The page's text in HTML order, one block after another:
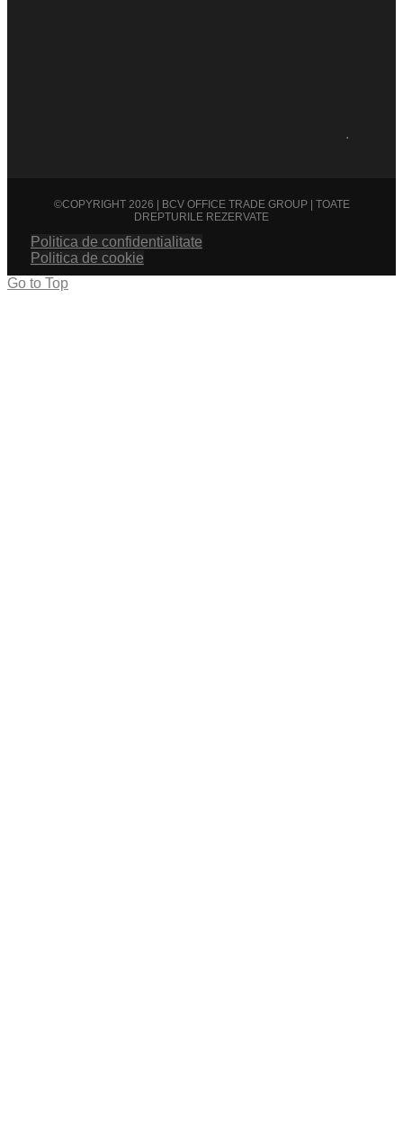
.
©COPYRIGHT 2026 | BCV OFFICE TRADE GROUP | TOATE
DREPTURILE REZERVATE
Politica de confidentialitate
Politica de cookie
Go to Top